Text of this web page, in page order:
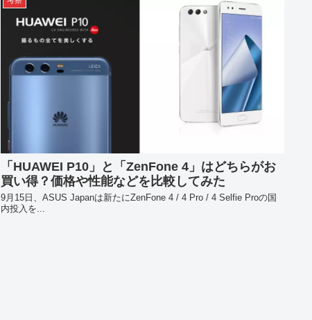
「HUAWEI P10」と「ZenFone 4」はどちらがお
買い得？価格や性能などを比較してみた
9月15日、ASUS Japanは新たにZenFone 4 / 4 Pro / 4 Selfie Proの国
内投入を...